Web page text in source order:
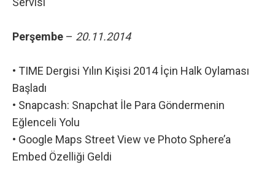
Perşembe – 20.11.2014
• TIME Dergisi Yılın Kişisi 2014 İçin Halk Oylaması
Başladı
• Snapcash: Snapchat İle Para Göndermenin
Eğlenceli Yolu
• Google Maps Street View ve Photo Sphere’a
Embed Özelliği Geldi